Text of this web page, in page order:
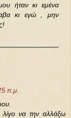
ήταν κι εμένα
κι εγώ , μην
π.μ.
να την αλλάξω